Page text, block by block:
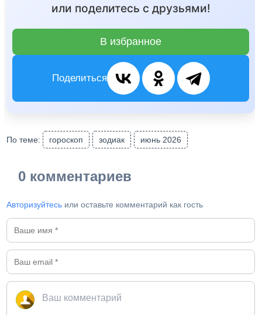
или поделитесь с друзьями!
В избранное
Поделиться
По теме: гороскоп зодиак июнь 2026
0 комментариев
Авторизуйтесь или оставьте комментарий как гость